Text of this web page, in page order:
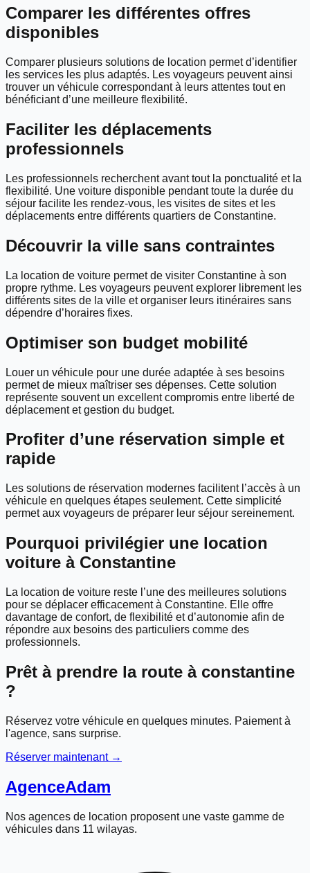
Comparer les différentes offres
disponibles
Comparer plusieurs solutions de location permet d’identifier
les services les plus adaptés. Les voyageurs peuvent ainsi
trouver un véhicule correspondant à leurs attentes tout en
bénéficiant d’une meilleure flexibilité.
Faciliter les déplacements
professionnels
Les professionnels recherchent avant tout la ponctualité et la
flexibilité. Une voiture disponible pendant toute la durée du
séjour facilite les rendez-vous, les visites de sites et les
déplacements entre différents quartiers de Constantine.
Découvrir la ville sans contraintes
La location de voiture permet de visiter Constantine à son
propre rythme. Les voyageurs peuvent explorer librement les
différents sites de la ville et organiser leurs itinéraires sans
dépendre d’horaires fixes.
Optimiser son budget mobilité
Louer un véhicule pour une durée adaptée à ses besoins
permet de mieux maîtriser ses dépenses. Cette solution
représente souvent un excellent compromis entre liberté de
déplacement et gestion du budget.
Profiter d’une réservation simple et
rapide
Les solutions de réservation modernes facilitent l’accès à un
véhicule en quelques étapes seulement. Cette simplicité
permet aux voyageurs de préparer leur séjour sereinement.
Pourquoi privilégier une location
voiture à Constantine
La location de voiture reste l’une des meilleures solutions
pour se déplacer efficacement à Constantine. Elle offre
davantage de confort, de flexibilité et d’autonomie afin de
répondre aux besoins des particuliers comme des
professionnels.
Prêt à prendre la route à constantine
?
Réservez votre véhicule en quelques minutes. Paiement à
l'agence, sans surprise.
Réserver maintenant →
AgenceAdam
Nos agences de location proposent une vaste gamme de
véhicules dans 11 wilayas.